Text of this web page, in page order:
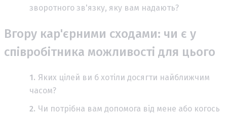
зворотного зв'язку, яку вам надають?
Вгору кар'єрними сходами: чи є у
співробітника можливості для цього
Яких цілей ви б хотіли досягти найближчим
часом?
Чи потрібна вам допомога від мене або когось